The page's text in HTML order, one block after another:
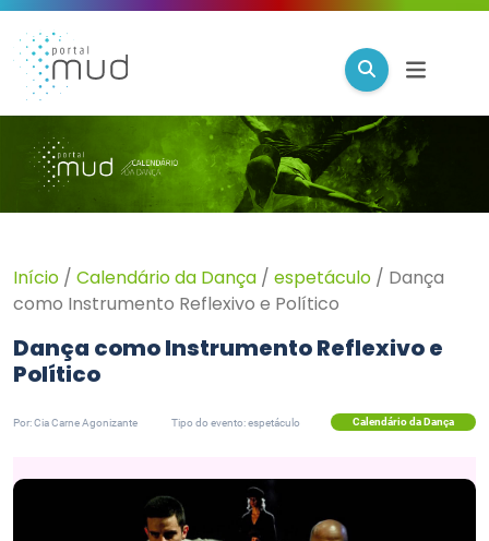
Início / Calendário da Dança / espetáculo / Dança
como Instrumento Reflexivo e Político
Dança como Instrumento Reflexivo e
Político
Por: Cia Carne Agonizante Tipo do evento: espetáculo Calendário da Dança